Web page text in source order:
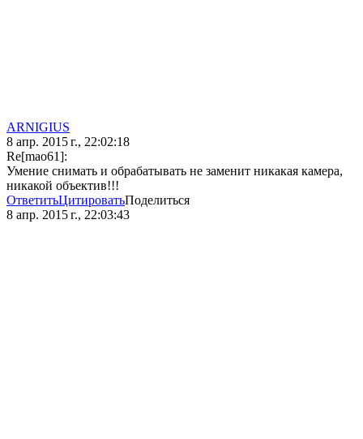
ARNIGIUS
8 апр. 2015 г., 22:02:18
Re[mao61]:
Умение снимать и обрабатывать не заменит никакая камера,
никакой объектив!!!
ОтветитьЦитироватьПоделиться
8 апр. 2015 г., 22:03:43